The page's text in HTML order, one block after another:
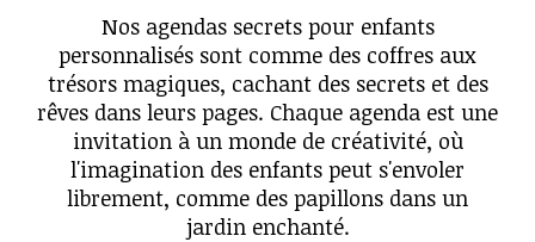
Nos agendas secrets pour enfants
personnalisés sont comme des coffres aux
trésors magiques, cachant des secrets et des
rêves dans leurs pages. Chaque agenda est une
invitation à un monde de créativité, où
l'imagination des enfants peut s'envoler
librement, comme des papillons dans un
jardin enchanté.